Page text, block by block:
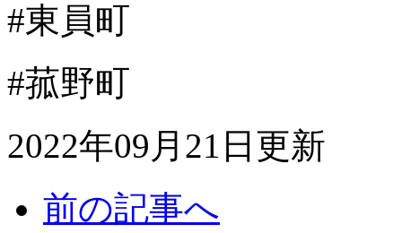
#東員町
#菰野町
2022年09月21日更新
前の記事へ